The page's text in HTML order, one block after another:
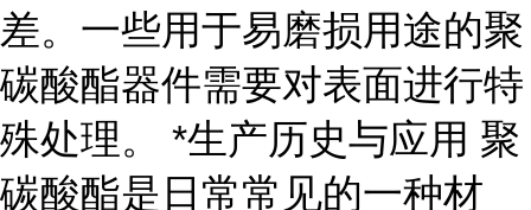
差。一些用于易磨损用途的聚
碳酸酯器件需要对表面进行特
殊处理。 *生产历史与应用 聚
碳酸酯是日常常见的一种材